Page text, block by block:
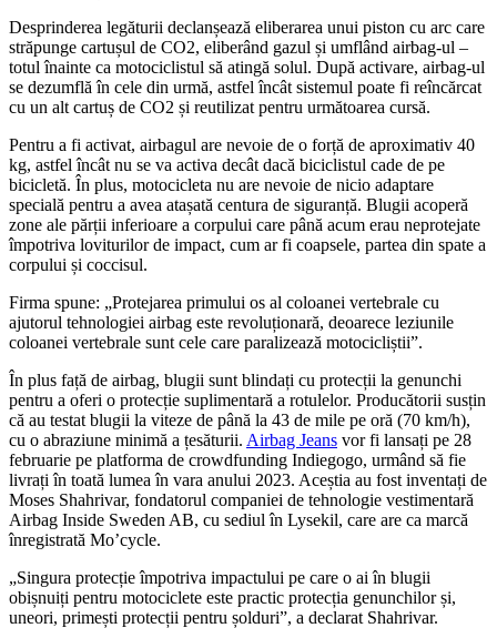
Desprinderea legăturii declanșează eliberarea unui piston cu arc care
străpunge cartușul de CO2, eliberând gazul și umflând airbag-ul –
totul înainte ca motociclistul să atingă solul. După activare, airbag-ul
se dezumflă în cele din urmă, astfel încât sistemul poate fi reîncărcat
cu un alt cartuș de CO2 și reutilizat pentru următoarea cursă.
Pentru a fi activat, airbagul are nevoie de o forță de aproximativ 40
kg, astfel încât nu se va activa decât dacă biciclistul cade de pe
bicicletă. În plus, motocicleta nu are nevoie de nicio adaptare
specială pentru a avea atașată centura de siguranță. Blugii acoperă
zone ale părții inferioare a corpului care până acum erau neprotejate
împotriva loviturilor de impact, cum ar fi coapsele, partea din spate a
corpului și coccisul.
Firma spune: „Protejarea primului os al coloanei vertebrale cu
ajutorul tehnologiei airbag este revoluționară, deoarece leziunile
coloanei vertebrale sunt cele care paralizează motocicliștii”.
În plus față de airbag, blugii sunt blindați cu protecții la genunchi
pentru a oferi o protecție suplimentară a rotulelor. Producătorii susțin
că au testat blugii la viteze de până la 43 de mile pe oră (70 km/h),
cu o abraziune minimă a țesăturii. Airbag Jeans vor fi lansați pe 28
februarie pe platforma de crowdfunding Indiegogo, urmând să fie
livrați în toată lumea în vara anului 2023. Aceștia au fost inventați de
Moses Shahrivar, fondatorul companiei de tehnologie vestimentară
Airbag Inside Sweden AB, cu sediul în Lysekil, care are ca marcă
înregistrată Mo’cycle.
„Singura protecție împotriva impactului pe care o ai în blugii
obișnuiți pentru motociclete este practic protecția genunchilor și,
uneori, primești protecții pentru șolduri”, a declarat Shahrivar.